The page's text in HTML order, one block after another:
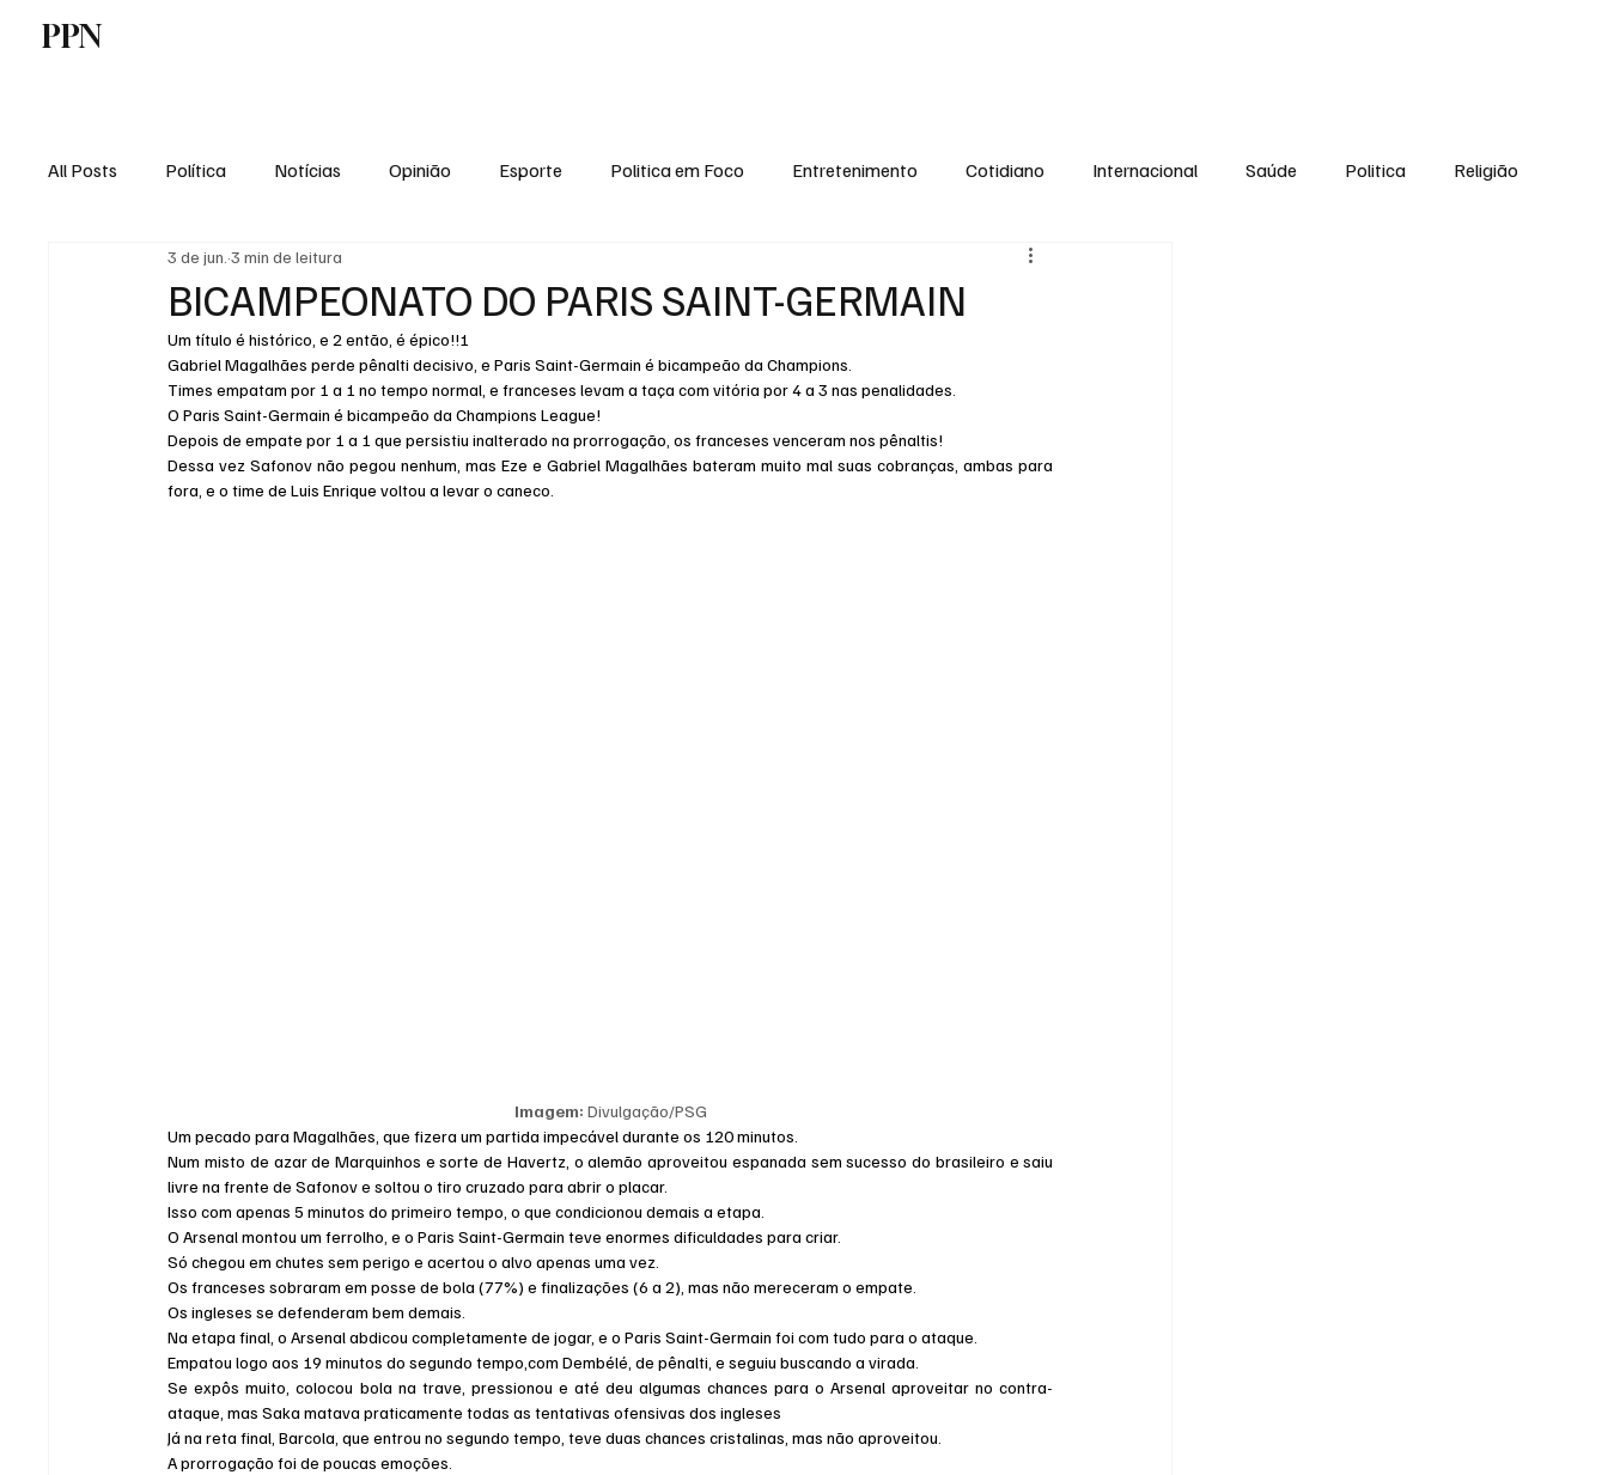
PPN
All Posts Política Notícias Opinião Esporte Politica em Foco Entretenimento Cotidiano Internacional Saúde Politica Religião
Economia Vale do Paraiba Entrevista
BICAMPEONATO DO PARIS SAINT-GERMAIN
3 de jun. 3 min de leitura
Um título é histórico, e 2 então, é épico!!!
Gabriel Magalhães perde pênalti decisivo, e Paris Saint-Germain é bicampeão da Champions.
Times empatam por 1 a 1 no tempo normal, e franceses levam a taça com vitória por 4 a 3 nas penalidades.
O Paris Saint-Germain é bicampeão da Champions League!
Depois de empate por 1 a 1 que persistiu inalterado na prorrogação, os franceses venceram nos pênaltis!
Dessa vez Safonov não pegou nenhum, mas Eze e Gabriel Magalhães bateram muito mal suas cobranças, ambas para
fora, e o time de Luis Enrique voltou a levar o caneco.
Imagem: Divulgação/PSG
Um pecado para Magalhães, que fizera um partida impecável durante os 120 minutos.
Num misto de azar de Marquinhos e sorte de Havertz, o alemão aproveitou espanada sem sucesso do brasileiro e saiu
livre na frente de Safonov e soltou o tiro cruzado para abrir o placar.
Isso com apenas 5 minutos do primeiro tempo, o que condicionou demais a etapa.
O Arsenal montou um ferrolho, e o Paris Saint-Germain teve enormes dificuldades para criar.
Só chegou em chutes sem perigo e acertou o alvo apenas uma vez.
Os franceses sobraram em posse de bola (77%) e finalizações (6 a 2), mas não mereceram o empate.
Os ingleses se defenderam bem demais.
Na etapa final, o Arsenal abdicou completamente de jogar, e o Paris Saint-Germain foi com tudo para o ataque.
Empatou logo aos 19 minutos do segundo tempo,com Dembélé, de pênalti, e seguiu buscando a virada.
Se expôs muito, colocou bola na trave, pressionou e até deu algumas chances para o Arsenal aproveitar no contra-
ataque, mas Saka matava praticamente todas as tentativas ofensivas dos ingleses
Já na reta final, Barcola, que entrou no segundo tempo, teve duas chances cristalinas, mas não aproveitou.
A prorrogação foi de poucas emoções.